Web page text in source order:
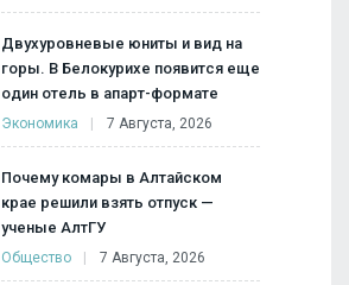
Двухуровневые юниты и вид на
горы. В Белокурихе появится еще
один отель в апарт-формате
Экономика 7 Августа, 2026
Почему комары в Алтайском
крае решили взять отпуск —
ученые АлтГУ
Общество 7 Августа, 2026